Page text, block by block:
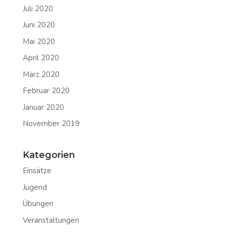
Juli 2020
Juni 2020
Mai 2020
April 2020
März 2020
Februar 2020
Januar 2020
November 2019
Kategorien
Einsätze
Jugend
Übungen
Veranstaltungen